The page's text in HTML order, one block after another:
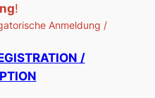
!
Anmeldung /
/